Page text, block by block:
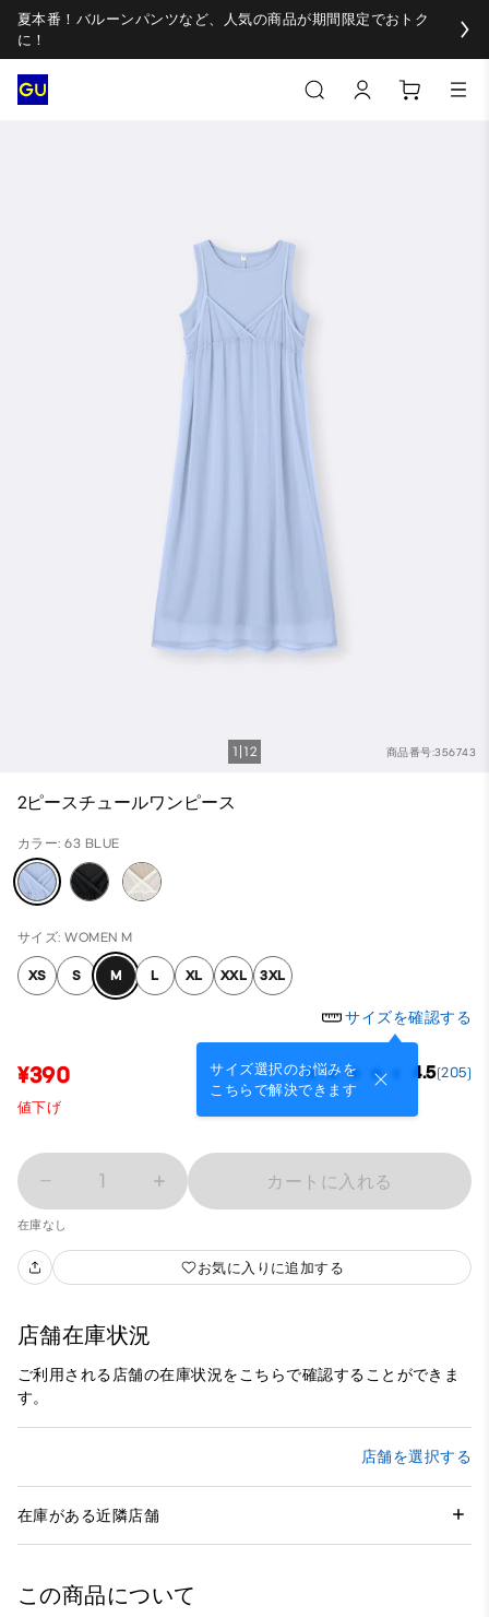
夏本番！バルーンパンツなど、人気の商品が期間限定でおトク
に！
商品番号:356743
1 12
2ピースチュールワンピース
カラー: 63 BLUE
サイズ: WOMEN M
XS S M L XL XXL 3XL
サイズを確認する
サイズ選択のお悩みを
こちらで解決できます
¥390 4.5(205)
値下げ
1 カートに入れる
在庫なし
お気に入りに追加する
店舗在庫状況
ご利用される店舗の在庫状況をこちらで確認することができま
す。
店舗を選択する
在庫がある近隣店舗
この商品について